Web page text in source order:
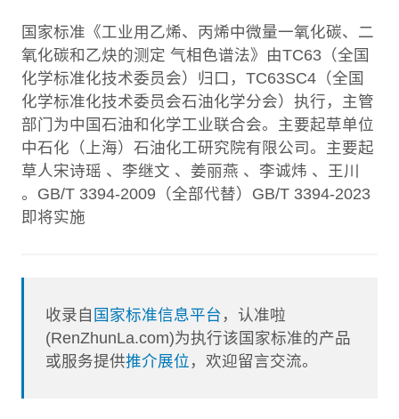
国家标准《工业用乙烯、丙烯中微量一氧化碳、二
氧化碳和乙炔的测定 气相色谱法》由TC63（全国
化学标准化技术委员会）归口，TC63SC4（全国
化学标准化技术委员会石油化学分会）执行，主管
部门为中国石油和化学工业联合会。主要起草单位
中石化（上海）石油化工研究院有限公司。主要起
草人宋诗瑶 、李继文 、姜丽燕 、李诚炜 、王川
。GB/T 3394-2009（全部代替）GB/T 3394-2023
即将实施
收录自 国家标准信息平台 ，认准啦
(RenZhunLa.com)为执行该国家标准的产品
或服务提供推介展位 ，欢迎留言交流。